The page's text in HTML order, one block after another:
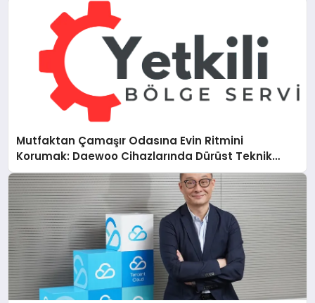
Mutfaktan Çamaşır Odasına Evin Ritmini
Korumak: Daewoo Cihazlarında Dürüst Teknik
Destek Deneyimi